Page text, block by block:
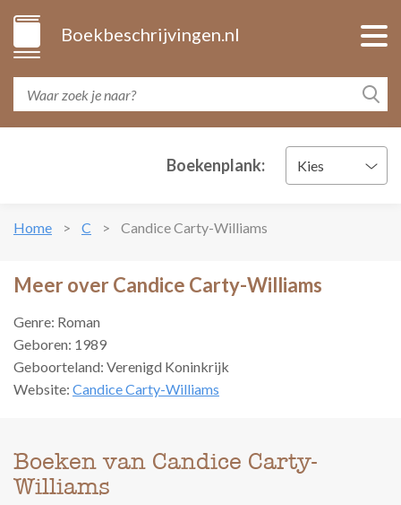
Boekbeschrijvingen.nl
Boekenplank: Kies
Home C Candice Carty-Williams
Meer over Candice Carty-Williams
Genre: Roman
Geboren: 1989
Geboorteland: Verenigd Koninkrijk
Website: Candice Carty-Williams
Boeken van Candice Carty-
Williams